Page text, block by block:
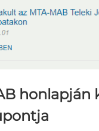
honlapján